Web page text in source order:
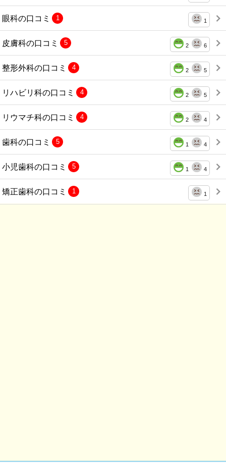
眼科の口コミ 1
1
皮膚科の口コミ 2 6
5
整形外科の口コミ 2 5
4
リハビリ科の口コミ 2 5
4
リウマチ科の口コミ 2 4
4
歯科の口コミ 1 4
5
小児歯科の口コミ 1 4
5
矯正歯科の口コミ 1
1